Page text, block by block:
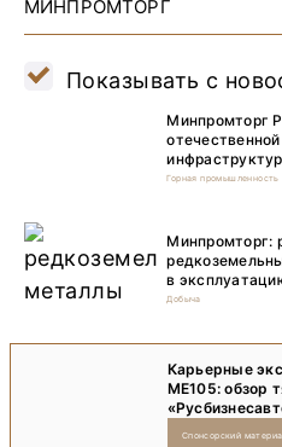
МИНПРОМТОРГ
Показывать с
Минпромторг
Горная промышленность
Минпромторг:
в
Добыча
Карьерные
ME105: обзор
Спонсорский